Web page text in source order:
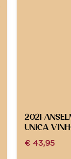
2021-
UNICA
€ 43,95